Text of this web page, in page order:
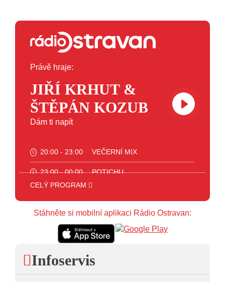
Právě hraje:
JIŘÍ KRHUT &
ŠTĚPÁN KOZUB
Dám ti napít
20:00 - 23:00 VEČERNÍ MIX
23:00 - 00:00
POTICHU
CELÝ PROGRAM
Stáhněte si mobilní aplikaci Rádio Ostravan:
Infoservis